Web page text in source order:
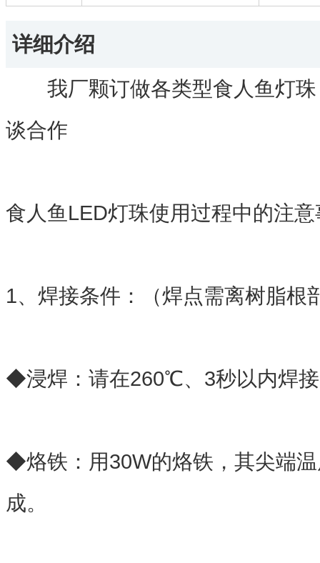
详细介绍
我厂颗订做各类型食人鱼灯珠
谈合作
食人鱼LED灯珠使用过程中的注
1、焊接条件：（焊点需离树脂根
◆浸焊：请在260℃、3秒以内焊
◆烙铁：用30W的烙铁，其尖端
成。